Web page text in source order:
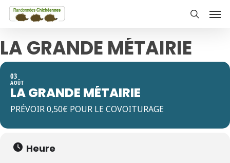
Skip
content
LA GRANDE MÉTAIRIE
03
AOÛT
LA GRANDE MÉTAIRIE
PRÉVOIR 0,50€ POUR LE COVOITURAGE
Heure